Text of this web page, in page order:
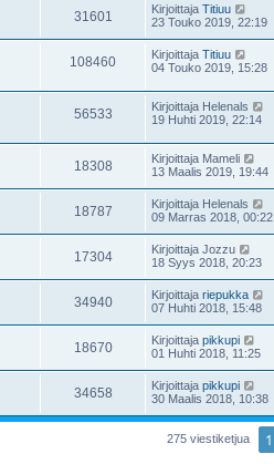
31601 Kirjoittaja Titiuu
23 Touko 2019, 22:19
108460 Kirjoittaja Titiuu
04 Touko 2019, 15:28
56533 Kirjoittaja Helenals
19 Huhti 2019, 22:14
18308 Kirjoittaja Mameli
13 Maalis 2019, 19:44
18787 Kirjoittaja Helenals
09 Marras 2018, 00:22
17304 Kirjoittaja Jozzu
18 Syys 2018, 20:23
34940 Kirjoittaja riepukka
07 Huhti 2018, 15:48
18670 Kirjoittaja pikkupi
01 Huhti 2018, 11:25
34658 Kirjoittaja pikkupi
30 Maalis 2018, 10:38
275 viestiketjua 1